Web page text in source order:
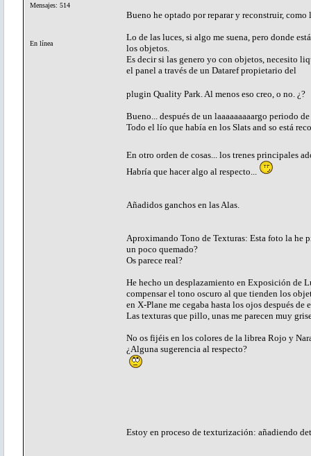
Mensajes: 514
En línea
Bueno he optado por reparar y reconstruir,
Lo de las luces, si algo me suena, pero donde
los objetos.
Es decir si las genero yo con objetos, necesito
el panel a través de un Dataref propietario del
plugin Quality Park. Al menos eso creo, o no. ¿?
Bueno... después de un laaaaaaaaargo periodo
Todo el lío que había en los Slats and so está
En otro orden de cosas... los trenes principales
Habría que hacer algo al respecto...
Añadidos ganchos en las Alas.
Aproximando Tono de Texturas: Esta foto la he
un poco quemado?
Os parece real?
He hecho un desplazamiento en Exposición de
compensar el tono oscuro al que tienden los
en X-Plane me cegaba hasta los ojos después
Las texturas que pillo, unas me parecen muy
No os fijéis en los colores de la librea Rojo y
¿Alguna sugerencia al respecto?
Estoy en proceso de texturización: añadiendo